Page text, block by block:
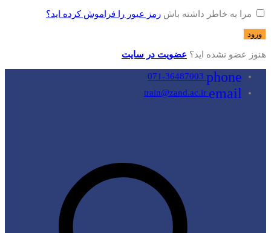
مرا به خاطر داشته باش رمز عبور را فراموش کرده اید؟
هنوز عضو نشده اید؟ عضویت در سایت
phone
email